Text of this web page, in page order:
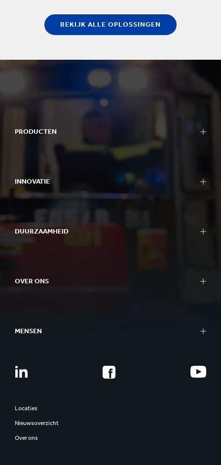
BEKIJK ALLE OPLOSSINGEN
PRODUCTEN
INNOVATIE
DUURZAAMHEID
OVER ONS
MENSEN
Locaties
Nieuwsoverzicht
Over ons